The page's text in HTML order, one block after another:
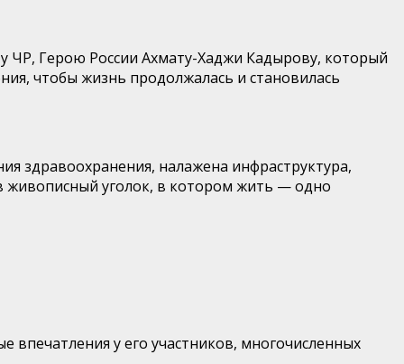
ЧР, Герою России Ахмату-Хаджи Кадырову, который
чтобы жизнь продолжалась и становилась
здравоохранения, налажена инфраструктура,
живописный уголок, в котором жить — одно
у его участников, многочисленных